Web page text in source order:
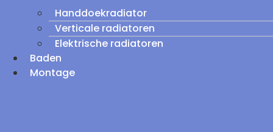
Handdoekradiator
Verticale radiatoren
Elektrische radiatoren
Baden
Montage